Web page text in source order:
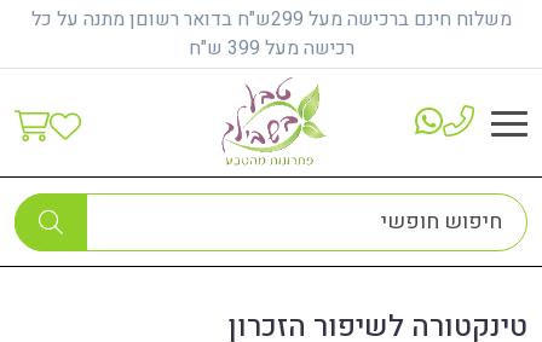
משלוח חינם ברכישה מעל 299ש"ח בדואר רשוםן מתנה על כל
רכישה מעל 399 ש"ח
הגיל השלישי והטיפול הטבעי
טינקטורה לשיפור הזכרון
טינקטורה לשיפור הזכרון